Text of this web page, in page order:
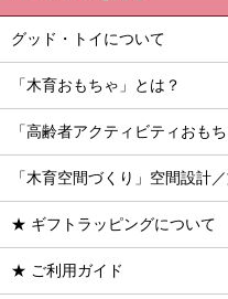
グッド・トイについて
「木育おもちゃ」とは？
「高齢者アクティビティおも
「木育空間づくり」空間設計
★ ギフトラッピングについて
★ ご利用ガイド